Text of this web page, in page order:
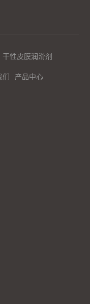
干性皮膜润滑剂
产品中心